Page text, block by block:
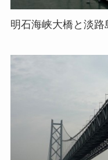
明石海峡大橋と淡路